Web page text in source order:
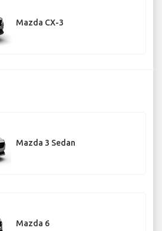
Mazda CX-3
Mazda 3 Sedan
Mazda 6